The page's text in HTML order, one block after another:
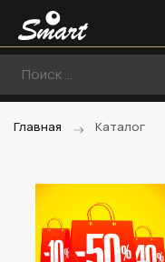
Главная Каталог